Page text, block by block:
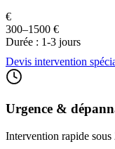
€
300–1500 €
Durée : 1-3 jours
Devis intervention
Urgence &
Intervention rapide